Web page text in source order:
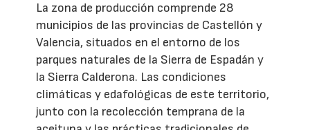
La zona de producción comprende 28
municipios de las provincias de Castellón y
Valencia, situados en el entorno de los
parques naturales de la Sierra de Espadán y
la Sierra Calderona. Las condiciones
climáticas y edafológicas de este territorio,
junto con la recolección temprana de la